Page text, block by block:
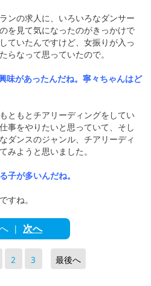
ンの求人に、いろいろなダンサー
を見て気になったのがきっかけで
ていたんですけど、女振りが入っ
らなって思っていたので。
味があったんだね。寧々ちゃんはど
ともとチアリーディングをしてい
事をやりたいと思っていて、そし
ダンスのジャンル、チアリーディ
みようと思いました。
子が多いんだね。
すね。
| 次へ
2 3 最後へ